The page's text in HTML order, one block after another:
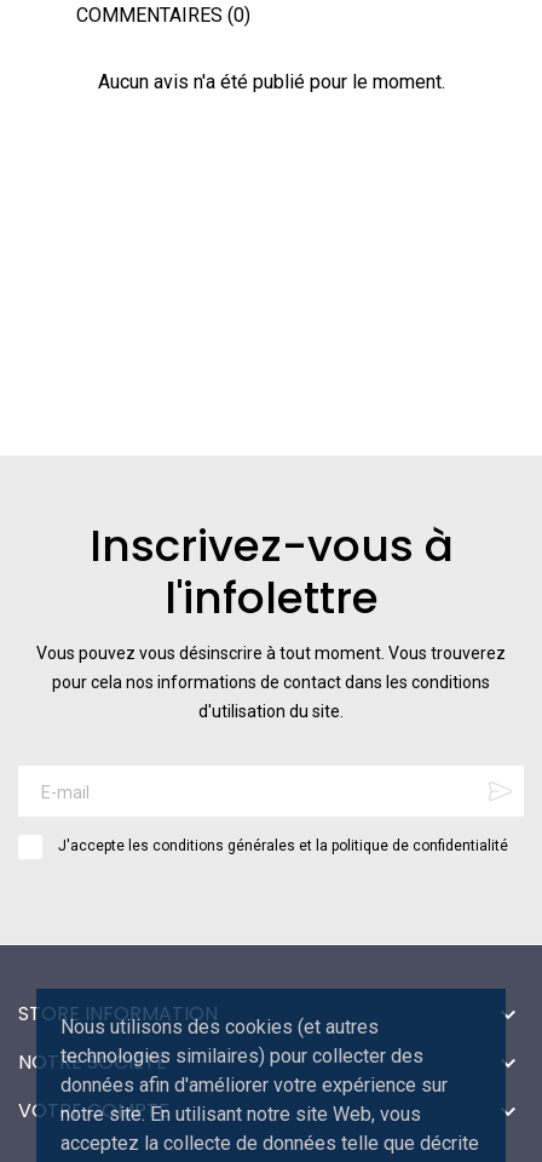
Nous utilisons des cookies (et autres
technologies similaires) pour collecter des
données afin d'améliorer votre expérience sur
notre site. En utilisant notre site Web, vous
acceptez la collecte de données telle que décrite
COMMENTAIRES (0)
Aucun avis n'a été publié pour le moment.
Inscrivez-vous à
l'infolettre
Vous pouvez vous désinscrire à tout moment. Vous trouverez
pour cela nos informations de contact dans les conditions
d'utilisation du site.
J'accepte les conditions générales et la politique de confidentialité
STORE INFORMATION 
NOTRE SOCIÉTÉ 
VOTRE COMPTE 